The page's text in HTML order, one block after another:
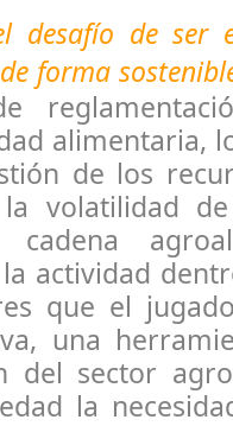
desafío de ser
forma
alimentaria,
de los
volatilidad
actividad
que el
una
del sector
la